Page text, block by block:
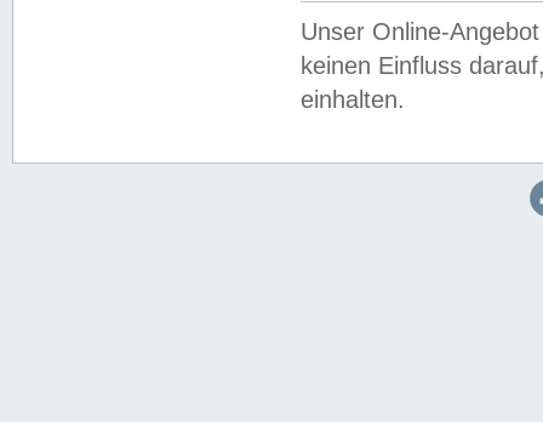
Unser Online-
keinen Einfluss
einhalten.